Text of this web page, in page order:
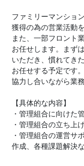
ファミリーマンショ
獲得の為の営業活動
また、一部フロント
お任せします。まず
いただき、慣れてき
お任せする予定です
協力し合いながら業
【具体的な内容】
・管理組合に向けた
・管理組合の立ち上
・管理組合の運営サ
作成、各種課題解決